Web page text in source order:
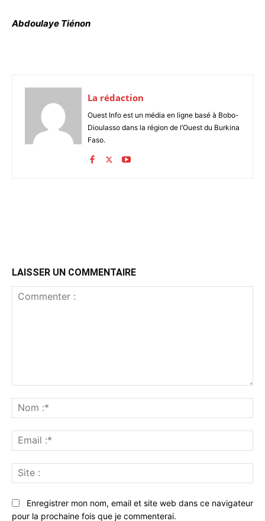
Abdoulaye Tiénon
La rédaction
Ouest Info est un média en ligne basé à Bobo-
Dioulasso dans la région de l’Ouest du Burkina
Faso.
LAISSER UN COMMENTAIRE
:*
:*
:
Enregistrer mon nom, email et site web dans ce navigateur
pour la prochaine fois que je commenterai.